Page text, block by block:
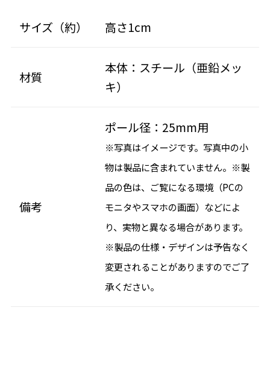
サイズ（約） 高さ1cm
材質
本体：スチール（亜鉛メッ
キ）
備考
ポール径：25mm用
※写真はイメージです。写真中の小
物は製品に含まれていません。※製
品の色は、ご覧になる環境（PCの
モニタやスマホの画面）などによ
り、実物と異なる場合があります。
※製品の仕様・デザインは予告なく
変更されることがありますのでご了
承ください。